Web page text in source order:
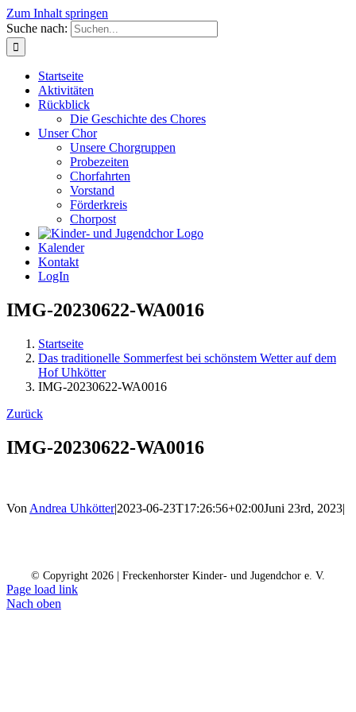
Zum Inhalt springen
Suche nach:
Startseite
Aktivitäten
Rückblick
Die Geschichte des Chores
Unser Chor
Unsere Chorgruppen
Probezeiten
Chorfahrten
Vorstand
Förderkreis
Chorpost
Kalender
Kontakt
LogIn
IMG-20230622-WA0016
Startseite
Das traditionelle Sommerfest bei schönstem Wetter auf dem
Hof Uhkötter
IMG-20230622-WA0016
Zurück
IMG-20230622-WA0016
Von Andrea Uhkötter|2023-06-23T17:26:56+02:00Juni 23rd, 2023|
© Copyright 2026 | Freckenhorster Kinder- und Jugendchor e. V.
Page load link
Nach oben